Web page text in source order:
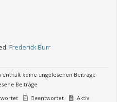
Frederick Burr
enthält keine ungelesenen Beiträge
Beiträge
Beantwortet
Aktiv